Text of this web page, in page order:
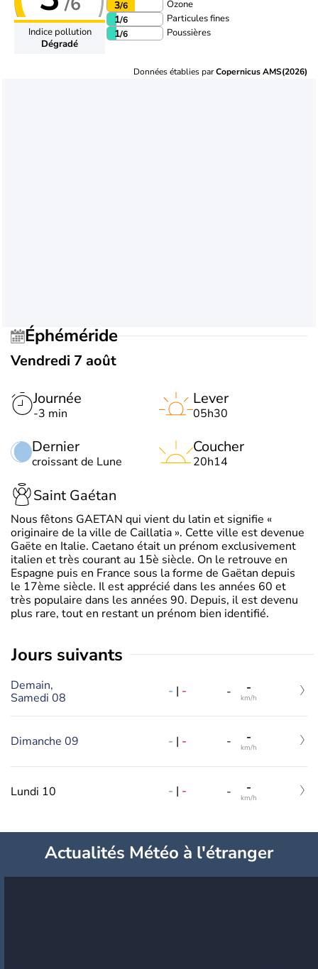
Indice pollution
Dégradé
3/6 Ozone
1/6 Particules fines
1/6 Poussières
Données établies parCopernicus AMS(2026)
Éphéméride
Vendredi 7 août
Journée
-3 min
Dernier
croissant de Lune
Lever
05h30
Coucher
20h14
Saint Gaétan
Nous fêtons GAETAN qui vient du latin et signifie «
originaire de la ville de Caillatia ». Cette ville est devenue
Gaëte en Italie. Caetano était un prénom exclusivement
italien et très courant au 15è siècle. On le retrouve en
Espagne puis en France sous la forme de Gaëtan depuis
le 17ème siècle. Il est apprécié dans les années 60 et
très populaire dans les années 90. Depuis, il est devenu
plus rare, tout en restant un prénom bien identifié.
jours suivants
Demain,
Samedi 08
- | - - -
km/h
Dimanche 09 - | - - -
km/h
Lundi 10 - | - - -
km/h
Actualités Météo à l'étranger